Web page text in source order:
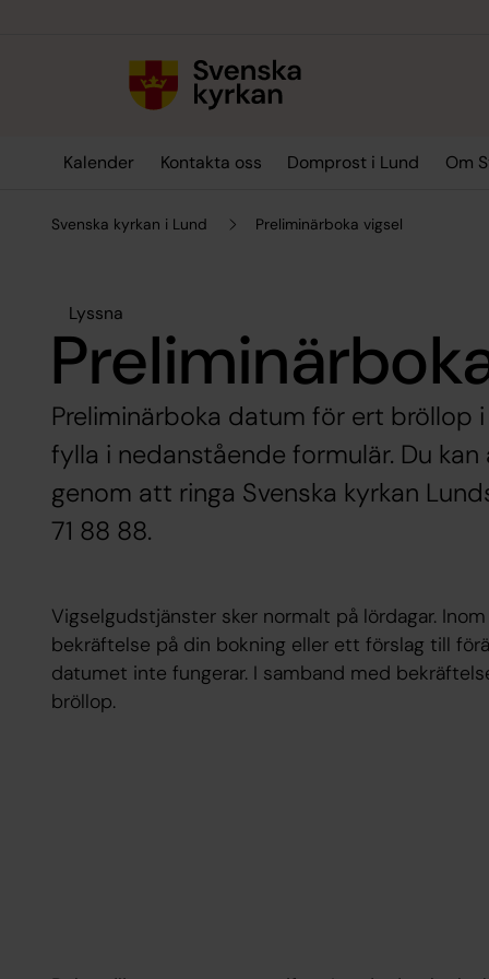
Kalender Kontakta oss Domprost i Lund Om
Svenska kyrkan i Lund Preliminärboka vigsel
Lyssna
Preliminärboka datum för ert bröllop
fylla i nedanstående formulär. Du
genom att ringa Svenska kyrkan
71 88 88.
Vigselgudstjänster sker normalt på lördagar.
bekräftelse på din bokning eller ett förslag till
datumet inte fungerar. I samband med
bröllop.